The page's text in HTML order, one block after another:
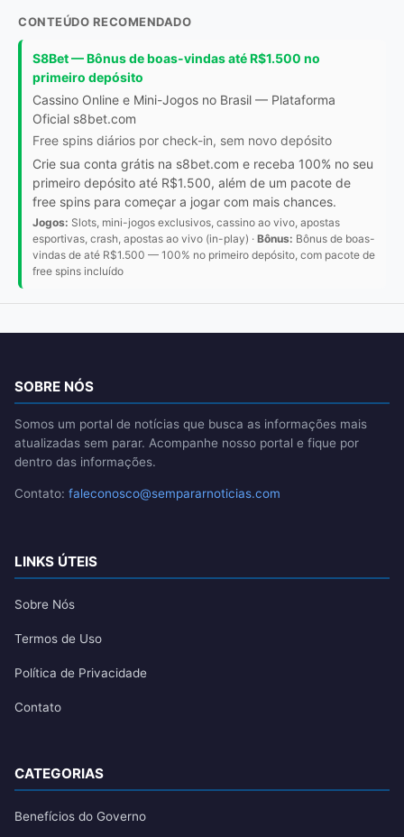
CONTEÚDO RECOMENDADO
S8Bet — Bônus de boas-vindas até R$1.500 no
primeiro depósito
Cassino Online e Mini-Jogos no Brasil — Plataforma
Oficial s8bet.com
Free spins diários por check-in, sem novo depósito
Crie sua conta grátis na s8bet.com e receba 100% no seu
primeiro depósito até R$1.500, além de um pacote de
free spins para começar a jogar com mais chances.
Jogos: Slots, mini-jogos exclusivos, cassino ao vivo, apostas
esportivas, crash, apostas ao vivo (in-play) · Bônus: Bônus de boas-
vindas de até R$1.500 — 100% no primeiro depósito, com pacote de
free spins incluído
SOBRE NÓS
Somos um portal de notícias que busca as informações mais
atualizadas sem parar. Acompanhe nosso portal e fique por
dentro das informações.
Contato: faleconosco@sempararnoticias.com
LINKS ÚTEIS
Sobre Nós
Termos de Uso
Política de Privacidade
Contato
CATEGORIAS
Benefícios do Governo